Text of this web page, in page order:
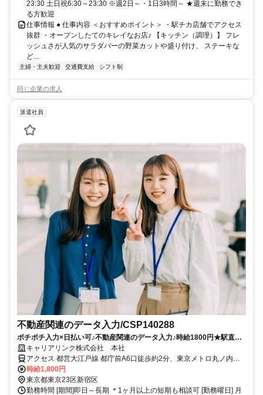
23:30 土日祝6:30～23:30 ※週2日～・1日3時間～ ★週末に勤務でき
る方歓迎
仕事情報 ● 仕事内容 ＜おすすめポイント＞ ・駅チカ店舗でアクセス
抜群 ・オープンしたてのキレイなお店♪ 【キッチン（調理）】 フレ
ッシュさが人気のサラダバーの野菜カットや盛り付け、 ステーキな
ど...
主婦・主夫歓迎 交通費支給 シフト制
同じ企業の求人
派遣社員
不動産関連のデータ入力/CSP140288
ポチポチ入力×日払い可♪不動産関連のデータ入力♪時給1800円★駅直
結！キャリアリンク株式会社 本社
アクセス 都営大江戸線 都庁前A6口徒歩約2分、東京メトロ丸ノ内線
西新宿2番口徒歩約6分、東京メトロ丸ノ内線 新宿A17口徒歩約10分
大江戸線 都庁前駅 徒歩5分 各線 新宿駅 徒歩10分 ＊都庁前駅直結！
時給1,800円
東京都東京23区新宿区
勤務時間 [期間]即日～長期 ＊1ヶ月以上の短期も相談可 [勤務曜日] 月